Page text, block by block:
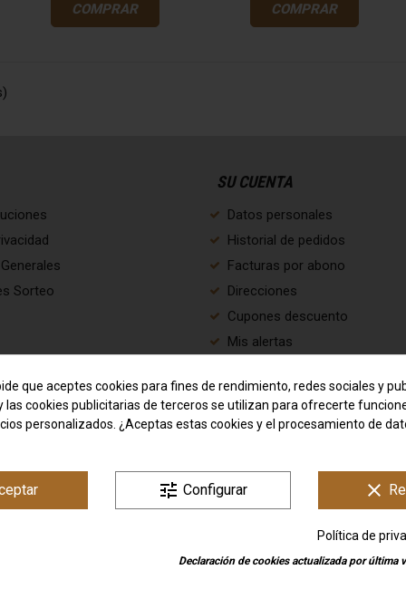
COMPRAR COMPRAR
Sorteo
nosotros
SU CUENTA
Datos personales
Historial de pedidos
Facturas por abono
Direcciones
Cupones descuento
Mis alertas
que aceptes cookies para fines de rendimiento, redes sociales y
las cookies publicitarias de terceros se utilizan para ofrecerte
personalizados. ¿Aceptas estas cookies y el procesamiento de
tune Configurar clear
Política de
Declaración de cookies actualizada por última